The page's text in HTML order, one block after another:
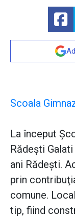
Scoala
La început
Rădeşti
ani Rădeşti.
prin
comune.
tip, fiind